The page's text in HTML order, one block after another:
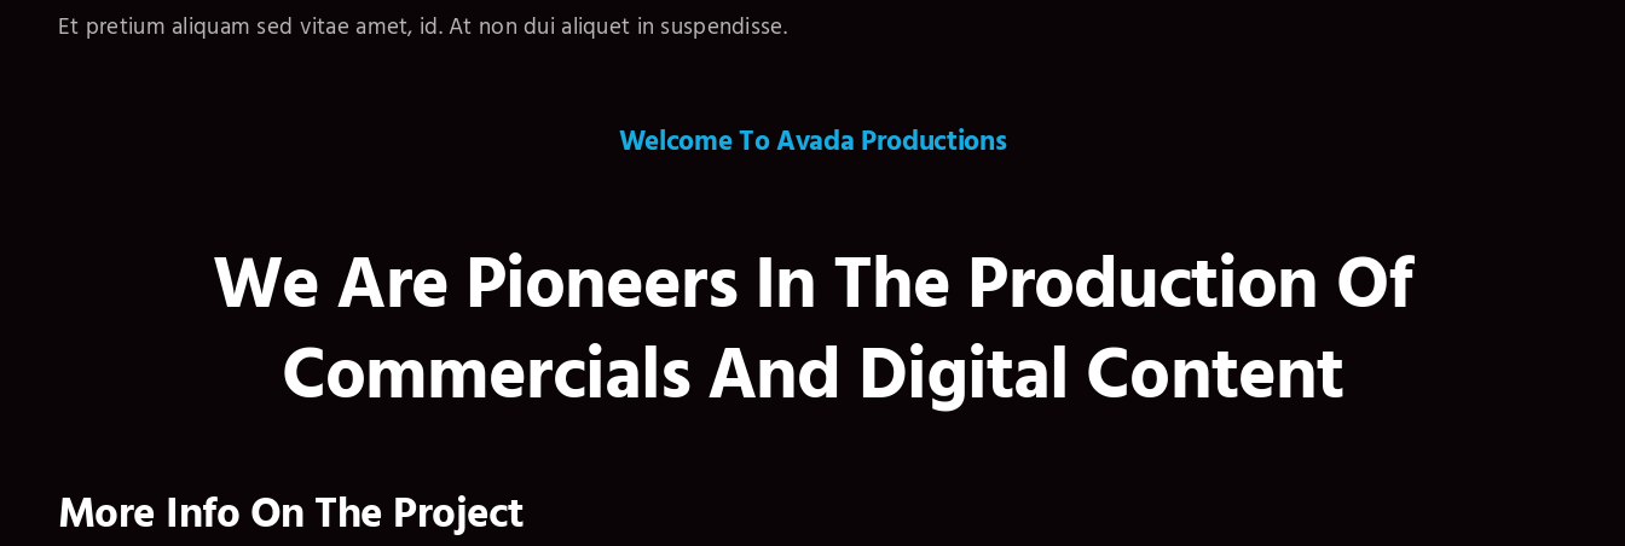
Et pretium aliquam sed vitae amet, id. At non dui aliquet in suspendisse.
Welcome To Avada Productions
We Are Pioneers In The Production Of
Commercials And Digital Content
More Info On The Project